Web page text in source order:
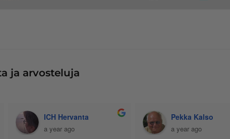
ja arvosteluja
Jussi Käteinen
11 months ago
Senja Bunda
a year ago